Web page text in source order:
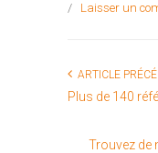
/ Laisser un
ARTICLE
Plus de 140
Trouvez de